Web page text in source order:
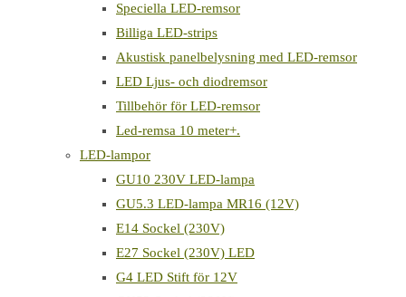
Speciella LED-remsor
Billiga LED-strips
Akustisk panelbelysning med LED-remsor
LED Ljus- och diodremsor
Tillbehör för LED-remsor
Led-remsa 10 meter+.
LED-lampor
GU10 230V LED-lampa
GU5.3 LED-lampa MR16 (12V)
E14 Sockel (230V)
E27 Sockel (230V) LED
G4 LED Stift för 12V